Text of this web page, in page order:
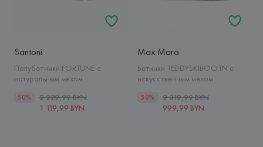
Santoni
Полуботинки FORTUNE с
натуральным мехом
50%
2 229,99 BYN
1 119,99 BYN
Max Mara
Ботинки TEDDYSKIBOOTN с
искусственным мехом
50%
2 019,99 BYN
999,99 BYN